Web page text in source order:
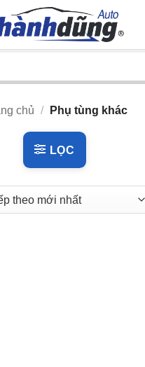
chủ / Phụ tùng khác
LỌC